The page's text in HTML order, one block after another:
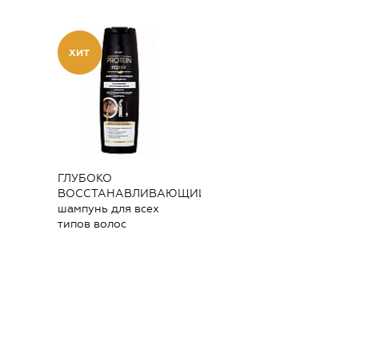
ГЛУБОКО
ВОССТАНАВЛИВАЮЩИЙ
шампунь для всех
типов волос